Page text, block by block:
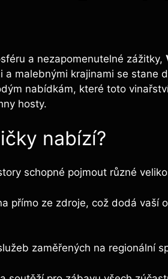
a nezapomenutelné zážitky,
malebnými krajinami se stane
nabídkám, které toto
hosty.
nabízí?
schopné pojmout různé
přímo ze zdroje, což dodá vaší
zaměřených na regionální